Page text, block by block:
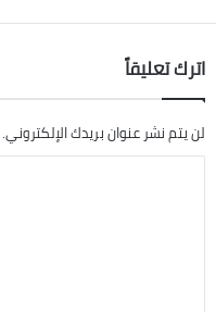
اترك تعليقاً
لن يتم نشر عنوان بريدك الإلكتروني.